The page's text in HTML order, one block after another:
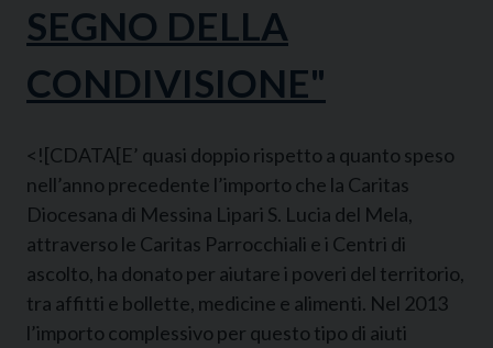
SEGNO DELLA
CONDIVISIONE"
<![CDATA[E’ quasi doppio rispetto a quanto speso
nell’anno precedente l’importo che la Caritas
Diocesana di Messina Lipari S. Lucia del Mela,
attraverso le Caritas Parrocchiali e i Centri di
ascolto, ha donato per aiutare i poveri del territorio,
tra affitti e bollette, medicine e alimenti. Nel 2013
l’importo complessivo per questo tipo di aiuti